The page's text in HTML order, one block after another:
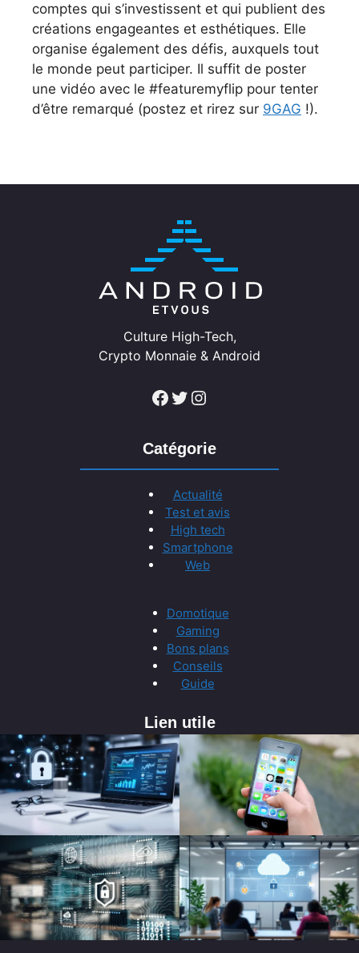
comptes qui s’investissent et qui publient des
créations engageantes et esthétiques. Elle
organise également des défis, auxquels tout
le monde peut participer. Il suffit de poster
une vidéo avec le #featuremyflip pour tenter
d’être remarqué (postez et rirez sur 9GAG !).
Culture High-Tech,
Crypto Monnaie & Android
Facebook Twitter Instagram
Catégorie
Actualité
Test et avis
High tech
Smartphone
Web
Domotique
Gaming
Bons plans
Conseils
Guide
Lien utile